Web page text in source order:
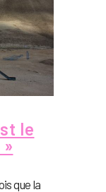
le
que la